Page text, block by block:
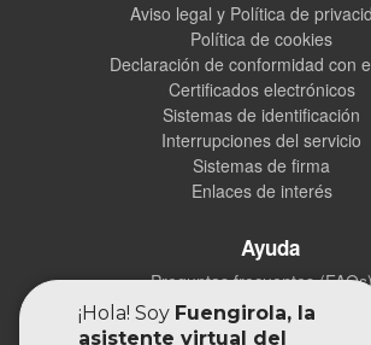
Aviso legal y Política de
Política de cookies
Declaración de conformidad con
Certificados electrónicos
Sistemas de identificación
Interrupciones del servicio
Sistemas de firma
Enlaces de interés
Ayuda
Preguntas frecuentes (FAQs)
Ayuda de la Sede